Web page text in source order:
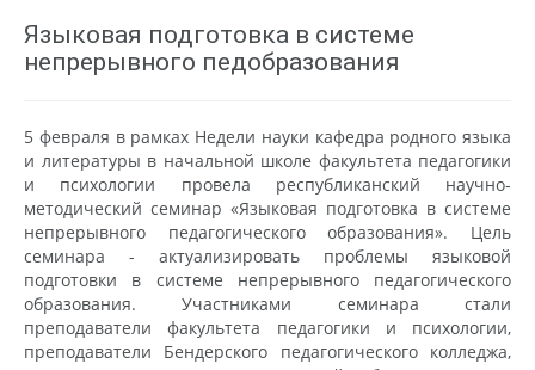
Языковая подготовка в системе
непрерывного педобразования
5 февраля в рамках Недели науки кафедра родного языка
и литературы в начальной школе факультета педагогики
и психологии провела республиканский научно-
методический семинар «Языковая подготовка в системе
непрерывного педагогического образования». Цель
семинара - актуализировать проблемы языковой
подготовки в системе непрерывного педагогического
образования. Участниками семинара стали
преподаватели факультета педагогики и психологии,
преподаватели Бендерского педагогического колледжа,